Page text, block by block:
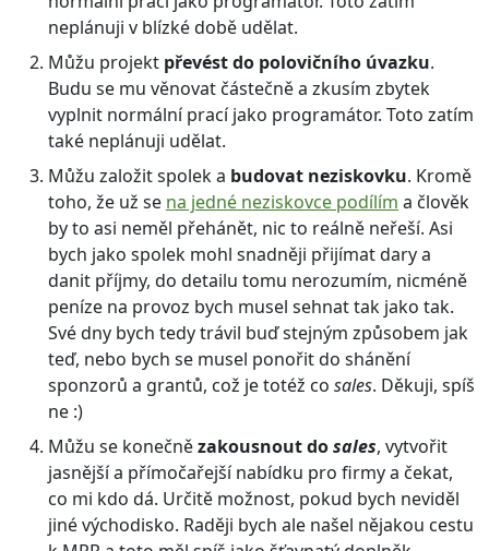
neplánuji v blízké době udělat.
Můžu projekt převést do polovičního úvazku.
Budu se mu věnovat částečně a zkusím zbytek
vyplnit normální prací jako programátor. Toto zatím
také neplánuji udělat.
Můžu založit spolek a budovat neziskovku. Kromě
toho, že už se na jedné neziskovce podílím a člověk
by to asi neměl přehánět, nic to reálně neřeší. Asi
bych jako spolek mohl snadněji přijímat dary a
danit příjmy, do detailu tomu nerozumím, nicméně
peníze na provoz bych musel sehnat tak jako tak.
Své dny bych tedy trávil buď stejným způsobem jak
teď, nebo bych se musel ponořit do shánění
sponzorů a grantů, což je totéž co sales. Děkuji, spíš
ne :)
Můžu se konečnězakousnout dosales, vytvořit
jasnější a přímočařejší nabídku pro firmy a čekat,
co mi kdo dá. Určitě možnost, pokud bych neviděl
jiné východisko. Raději bych ale našel nějakou cestu